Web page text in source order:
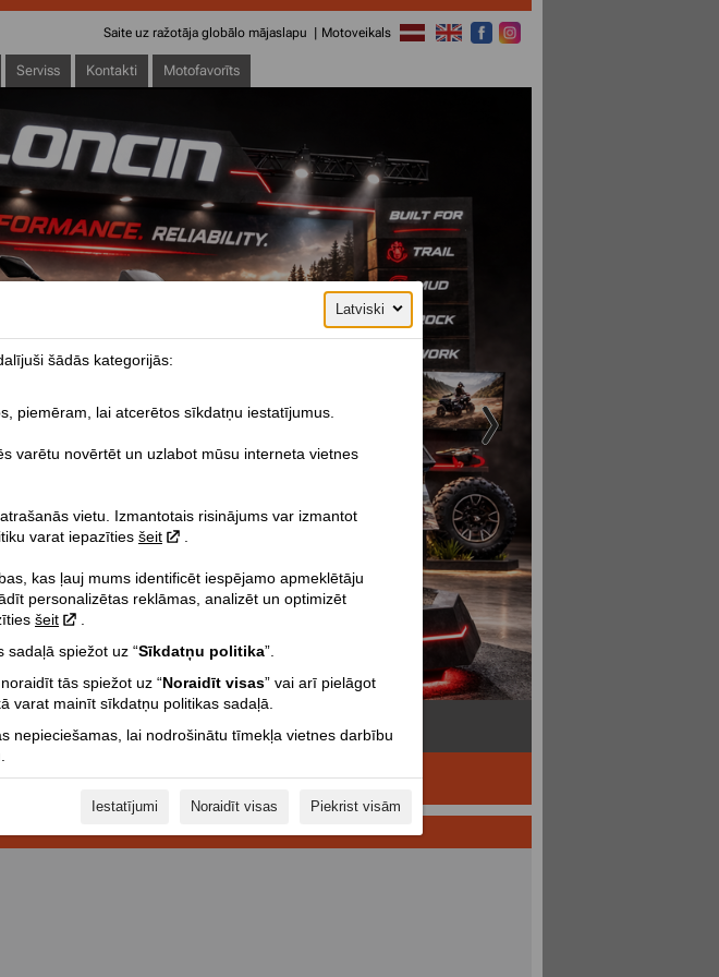
Saite uz ražotāja globālo mājaslapu Motoveikals
Serviss Kontakti Motofavorīts
99 Zs, 101 Nm
CEĻU!
Latviski
šādās kategorijās:
piemēram, lai atcerētos sīkdatņu iestatījumus.
varētu novērtēt un uzlabot mūsu interneta vietnes
vietu. Izmantotais risinājums var izmantot
varat iepazīties šeit
kas ļauj mums identificēt iespējamo apmeklētāju
personalizētas reklāmas, analizēt un optimizēt
šeit
sadaļā spiežot uz “Sīkdatņu politika”.
noraidīt tās spiežot uz “Noraidīt visas” vai arī pielāgot
varat mainīt sīkdatņu politikas sadaļā.
nepieciešamas, lai nodrošinātu tīmekļa vietnes darbību
Piekrist visām
Noraidīt visas
Iestatījumi